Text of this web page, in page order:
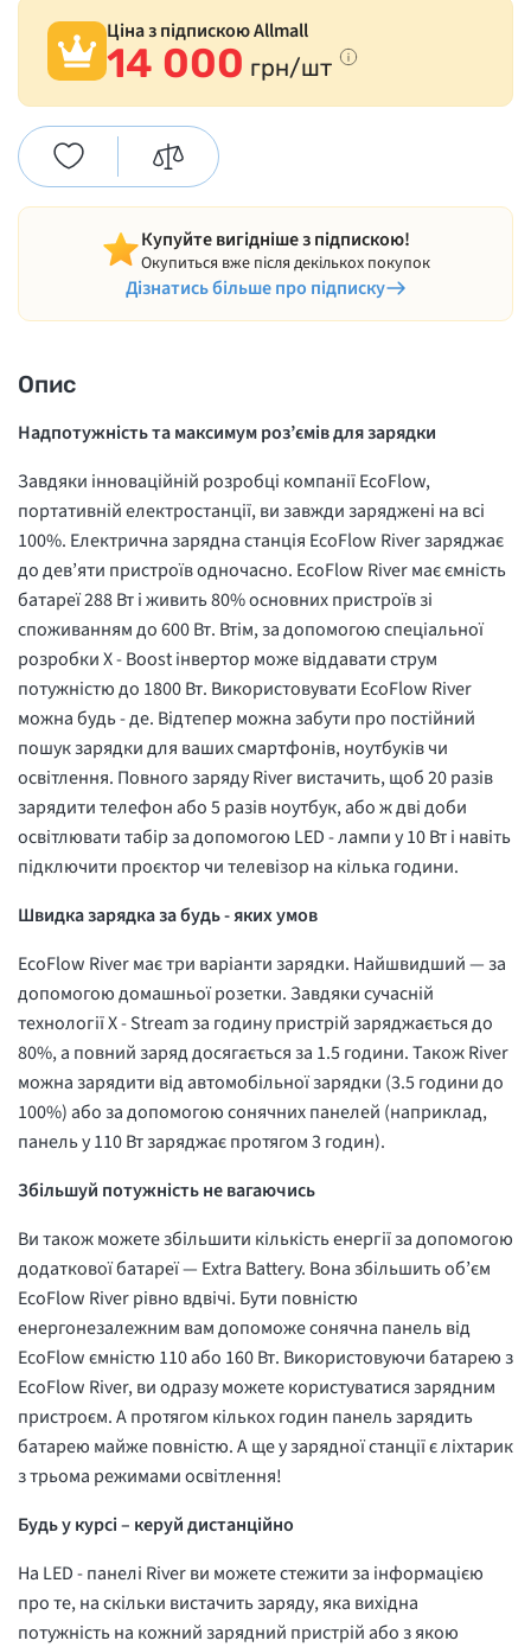
Ціна з підпискою Allmall
14 000 грн/шт
Купуйте вигідніше з підпискою!
Окупиться вже після декількох покупок
Дізнатись більше про підписку
Опис
Надпотужність та максимум роз’ємів для зарядки
Завдяки інноваційній розробці компанії EcoFlow,
портативній електростанції, ви завжди заряджені на всі
100%. Електрична зарядна станція EcoFlow River заряджає
до дев’яти пристроїв одночасно. EcoFlow River має ємність
батареї 288 Вт і живить 80% основних пристроїв зі
споживанням до 600 Вт. Втім, за допомогою спеціальної
розробки X - Boost інвертор може віддавати струм
потужністю до 1800 Вт. Використовувати EcoFlow River
можна будь - де. Відтепер можна забути про постійний
пошук зарядки для ваших смартфонів, ноутбуків чи
освітлення. Повного заряду River вистачить, щоб 20 разів
зарядити телефон або 5 разів ноутбук, або ж дві доби
освітлювати табір за допомогою LED - лампи у 10 Вт і навіть
підключити проєктор чи телевізор на кілька години.
Швидка зарядка за будь - яких умов
EcoFlow River має три варіанти зарядки. Найшвидший — за
допомогою домашньої розетки. Завдяки сучасній
технології X - Stream за годину пристрій заряджається до
80%, а повний заряд досягається за 1.5 години. Також River
можна зарядити від автомобільної зарядки (3.5 години до
100%) або за допомогою сонячних панелей (наприклад,
панель у 110 Вт заряджає протягом 3 годин).
Збільшуй потужність не вагаючись
Ви також можете збільшити кількість енергії за допомогою
додаткової батареї — Extra Battery. Вона збільшить об’єм
EcoFlow River рівно вдвічі. Бути повністю
енергонезалежним вам допоможе сонячна панель від
EcoFlow ємністю 110 або 160 Вт. Використовуючи батарею з
EcoFlow River, ви одразу можете користуватися зарядним
пристроєм. А протягом кількох годин панель зарядить
батарею майже повністю. А ще у зарядної станції є ліхтарик
з трьома режимами освітлення!
Будь у курсі – керуй дистанційно
На LED - панелі River ви можете стежити за інформацією
про те, на скільки вистачить заряду, яка вихідна
потужність на кожний зарядний пристрій або з якою